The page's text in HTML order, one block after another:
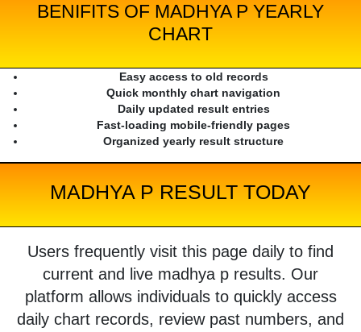
BENIFITS OF MADHYA P YEARLY
CHART
Easy access to old records
Quick monthly chart navigation
Daily updated result entries
Fast-loading mobile-friendly pages
Organized yearly result structure
MADHYA P RESULT TODAY
Users frequently visit this page daily to find
current and live madhya p results. Our
platform allows individuals to quickly access
daily chart records, review past numbers, and